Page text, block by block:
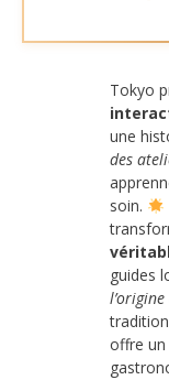
Tokyo
une
des
soin.
guides
offre un